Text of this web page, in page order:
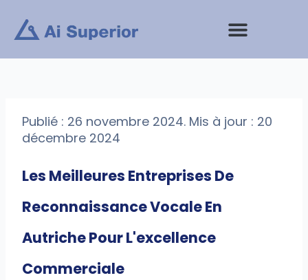
contenu
Publié : 26 novembre 2024. Mis à jour : 20
décembre 2024
Les Meilleures Entreprises De
Reconnaissance Vocale En
Autriche Pour L'excellence
Commerciale